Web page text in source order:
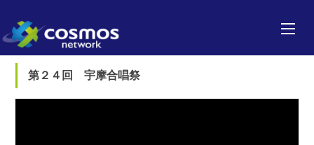
第２４回 宇摩合唱祭